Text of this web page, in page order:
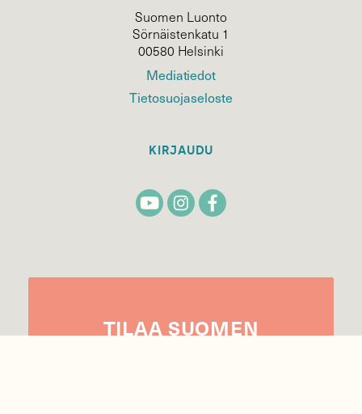
Suomen Luonto
Sörnäistenkatu 1
00580 Helsinki
Mediatiedot
Tietosuojaseloste
KIRJAUDU
TILAA SUOMEN